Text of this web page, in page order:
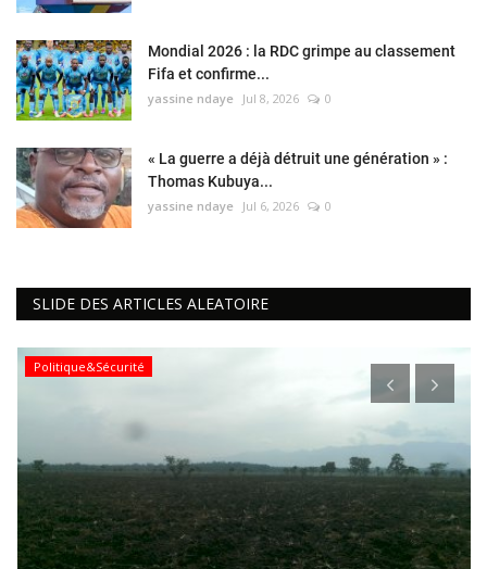
Mondial 2026 : la RDC grimpe au classement
Fifa et confirme...
yassine ndaye Jul 8, 2026 0
« La guerre a déjà détruit une génération » :
Thomas Kubuya...
yassine ndaye Jul 6, 2026 0
SLIDE DES ARTICLES ALEATOIRE
Politique&Sécurité